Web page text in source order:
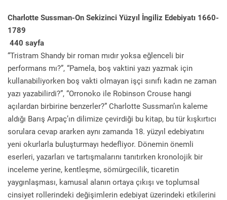
Charlotte Sussman-On Sekizinci Yüzyıl İngiliz Edebiyatı 1660-
1789
440 sayfa
“Tristram Shandy bir roman mıdır yoksa eğlenceli bir
performans mı?”, “Pamela, boş vaktini yazı yazmak için
kullanabiliyorken boş vakti olmayan işçi sınıfı kadın ne zaman
yazı yazabilirdi?”, “Orronoko ile Robinson Crouse hangi
açılardan birbirine benzerler?” Charlotte Sussman’ın kaleme
aldığı Barış Arpaç’ın dilimize çevirdiği bu kitap, bu tür kışkırtıcı
sorulara cevap ararken aynı zamanda 18. yüzyıl edebiyatını
yeni okurlarla buluşturmayı hedefliyor. Dönemin önemli
eserleri, yazarları ve tartışmalarını tanıtırken kronolojik bir
inceleme yerine, kentleşme, sömürgecilik, ticaretin
yaygınlaşması, kamusal alanın ortaya çıkışı ve toplumsal
cinsiyet rollerindeki değişimlerin edebiyat üzerindeki etkilerini